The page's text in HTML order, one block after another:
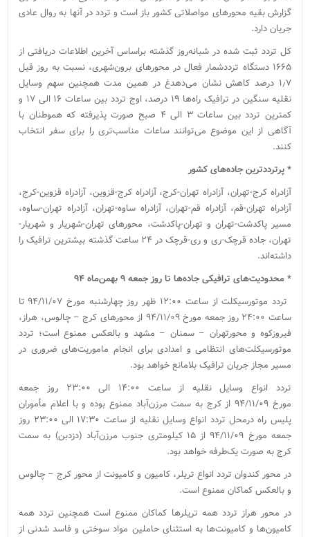
گزارش بقیه محورهای مواصلاتی کشور باز است و تردد در آنها به‌ روال عادی
‌جریان دارد.
کل تردد ثبت‌ شده‌ در شبانه‌روز گذشته‌‌ براساس آخرین اطلاعات دریافتی از
۱۶۶۵ دستگاه ترددشمار فعال در محورهای برون‌شهری، نسبت به روز قبل
۱٫۷ درصد کاهش نشان می‌دهدغ در همین مدت همچنین سهم وسایل
نقلیه سنگین در ترافیک راه‌ها ۱۹ درصد، اوج تردد بین ساعات ۱۶ الی ۱۷ و
کمترین تردد بین ساعات ۳ الی ۴ صبح صورت پذیرفته که هموطنان با
آگاهی از این موضوع می‌توانند ساعات مناسب‌تری را برای سفر انتخاب
کنند.
* ‌‌پرترددترین جاده‌های کشور
‌آزادراه کرج-تهران، آزادراه تهران-کرج‌،‌‌‌ آزادراه کرج-قزوین، آزادراه ‌قزوین-کرج،‌
‌آزادراه‌ ‌‌‌تهران-قم‌‌، ‌‌آزادراه ‌قم-تهران‌‌، آزادراه ساوه-‌تهران‌، آزادراه تهران-ساوه،
مسیر پاکدشت-تهران‌ و تهران-پاکدشت، ‌محور‌های ‌تهران-شهریار‌ و شهریار-
تهران‌‌‌‌، ‌جاده قرچک-ری و ری-قرچک ‌در ۲۴ ساعت گذشته بیشترین ترافیک را
داشته‌اند.‌‌‌‌‌‌‌‌‌‌‌
* محدودیت‌های ترافیکی جاده‌ها تا روز ‌جمعه ۹ بهمن‌ماه ۹۴
‌تردد موتورسیکلت از ساعت ۱۲:۰۰ ظهر روز چهارشنبه مورخ ۹۴/۱۱/۰۷ تا
ساعت ۲۴:۰۰ روز جمعه مورخ ۹۴/۱۱/۰۹ از محورهای کرج – چالوس‌، هراز،
فیروزکوه و محورتهران – سمنان – مشهد و بالعکس ممنوع ‌است؛ تردد
موتور‌سیکلت‌های انتظامی و امدادی برای انجام ماموریت‌های ضروری در
مسیر مجاز جریان ترافیک بلامانع خواهد بود.
‌تردد انواع وسایل نقلیه از ساعت ۱۴:۰۰ الی ۲۳:۰۰ روز جمعه
مورخ ۹۴/۱۱/۰۹ از کرج به سمت مرزن‌آباد ممنوع بوده و با اعلام مأموران
پلیس راه درمحل تردد انواع وسایل نقلیه از ساعت ۱۷:۳۰ الی ۲۳:۰۰ روز
جمعه مورخ ۹۴/۱۱/۰۹ از ۱۵ کیلومتری جنوب مرزن‌آباد (دزدبن‌) به سمت
کرج به صورت یک‌طرفه خواهد بود.‌
در محور کندوان‌ تردد انواع تریلر‌، کامیون و کامیونت از محور کرج – چالوس
و بالعکس کماکان ممنوع ‌است.
در محور هراز‌ تردد همه تریلرها کماکان ممنوع ‌است‌ همچنین تردد همه
کامیون‌ها و کامیونت‌ها به استثنای حاملین مواد سوختی و فاسد شدنی از